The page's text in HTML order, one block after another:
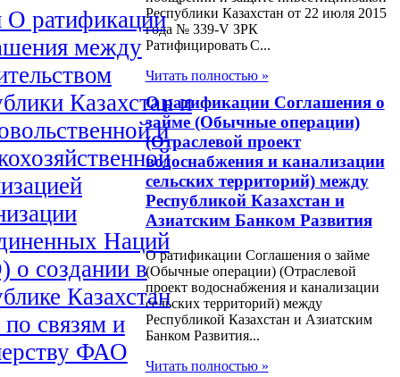
О ратификации
между
Казахстан и
и
Наций
создании в
Казахстан
связям и
ФАО
Республики Казахстан от 22 июля 2015
года № 339-V ЗРК
Ратифицировать С...
Читать полностью »
О ратификации Соглашения о
займе (Обычные операции)
(Отраслевой проект
водоснабжения и канализации
сельских территорий) между
Республикой Казахстан и
Азиатским Банком Развития
О ратификации Соглашения о займе
(Обычные операции) (Отраслевой
проект водоснабжения и канализации
сельских территорий) между
Республикой Казахстан и Азиатским
Банком Развития...
Читать полностью »